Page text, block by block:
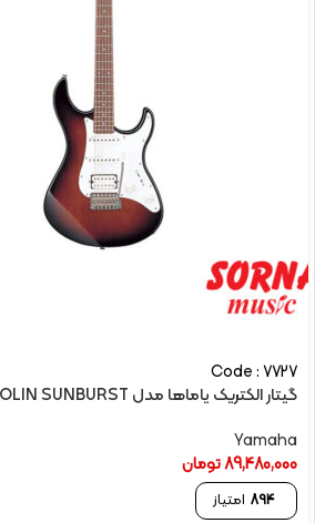
Code : 7727
گیتار الکتريک یاماها مدل PACIFICA 112J OLD VIOLIN SUNBURST
Yamaha
89,480,000تومان
894 امتیاز